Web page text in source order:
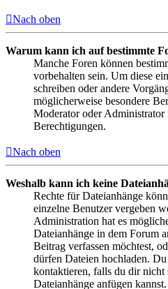
Nach oben
Warum kann ich auf bestimmte
Manche Foren können
vorbehalten sein. Um diese
schreiben oder andere
möglicherweise besondere
Moderator oder Administrator
Berechtigungen.
Nach oben
Weshalb kann ich keine
Rechte für Dateianhänge
einzelne Benutzer vergeben
Administration hat es
Dateianhänge in dem Forum
Beitrag verfassen möchtest,
dürfen Dateien hochladen.
kontaktieren, falls du dir nicht
Dateianhänge anfügen kannst.